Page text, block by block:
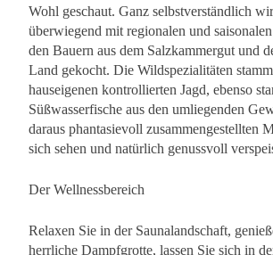
Wohl geschaut. Ganz selbstverständlich
überwiegend mit regionalen und
den Bauern aus dem Salzkammergut und
Land gekocht. Die Wildspezialitäten
hauseigenen kontrollierten Jagd, ebenso
Süßwasserfische aus den umliegenden
daraus phantasievoll zusammengestellten
sich sehen und natürlich genussvoll
Der Wellnessbereich
Relaxen Sie in der Saunalandschaft,
herrliche Dampfgrotte, lassen Sie sich in